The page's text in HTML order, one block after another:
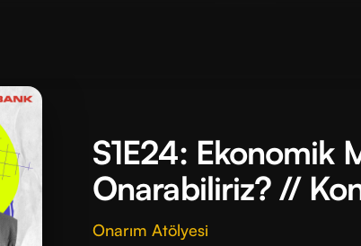
S1E24: Ekonomik
Onarabiliriz? //
Onarım Atölyesi